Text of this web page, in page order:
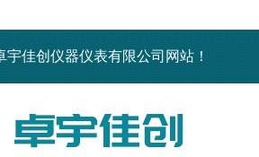
宇佳创仪器仪表有限公司网站！